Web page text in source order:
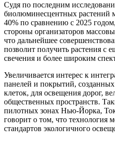
Судя по последним
биолюминесцентных растений
40% по сравнению с 2025
стороны организаторов
что дальнейшее
позволит получить растения с
свечения и более широким
Увеличивается интерес к
панелей и покрытий,
клеток, для освещения дорог,
общественных пространств.
пилотных зонах Нью-Йорка,
говорит о том, что технология
стандартов экологичного